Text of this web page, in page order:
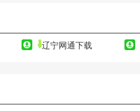
辽宁网通下载